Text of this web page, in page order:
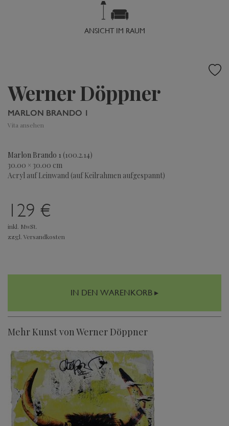
ANSICHT IM RAUM
Werner Döppner
MARLON BRANDO 1
Vita ansehen
Marlon Brando 1 (100.2.14)
30.00 × 30.00 cm
Acryl auf Leinwand (auf Keilrahmen aufgespannt)
129 €
inkl. MwSt.
zzgl. Versandkosten
IN DEN WARENKORB ▸
Mehr Kunst von Werner Döppner